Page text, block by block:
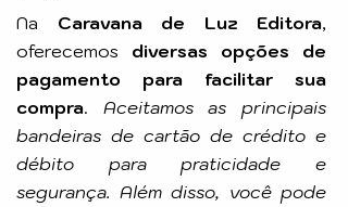
Na Caravana de Luz Editora,
oferecemos diversas opções de
pagamento para facilitar sua
compra. Aceitamos as principais
bandeiras de cartão de crédito e
débito para praticidade e
segurança. Além disso, você pode